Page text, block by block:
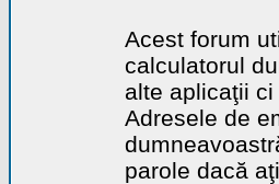
Acest forum
calculatorul
alte aplicaţii
Adresele de
parole dacă